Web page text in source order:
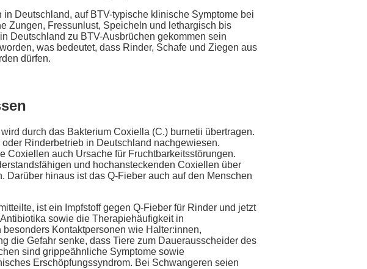
Deutschland, auf BTV-typische klinische Symptome bei
Zungen, Fressunlust, Speicheln und lethargisch bis
Deutschland zu BTV-Ausbrüchen gekommen sein
was bedeutet, dass Rinder, Schafe und Ziegen aus
dürfen.
durch das Bakterium Coxiella (C.) burnetii übertragen.
Rinderbetrieb in Deutschland nachgewiesen.
Coxiellen auch Ursache für Fruchtbarkeitsstörungen.
und hochansteckenden Coxiellen über
hinaus ist das Q-Fieber auch auf den Menschen
ist ein Impfstoff gegen Q-Fieber für Rinder und jetzt
sowie die Therapiehäufigkeit in
Kontaktpersonen wie Halter:innen,
die Gefahr senke, dass Tiere zum Dauerausscheider des
sind grippeähnliche Symptome sowie
Erschöpfungssyndrom. Bei Schwangeren seien